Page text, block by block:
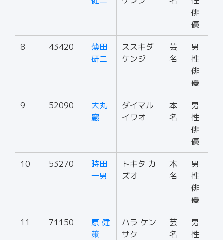
俳
優
8 43420
薄田
研二
ススキダ
ケンジ
芸
名
男
性
俳
優
9 52090
大丸
巖
ダイマル
イワオ
本
名
男
性
俳
優
10 53270
時田
一男
トキタ カ
ズオ
本
名
男
性
俳
優
11 71150
原 健
策
ハラ ケン
サク
芸
名
男
性